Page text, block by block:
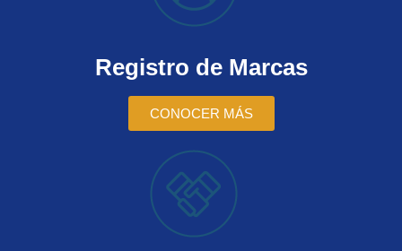
Registro de Marcas
CONOCER MÁS